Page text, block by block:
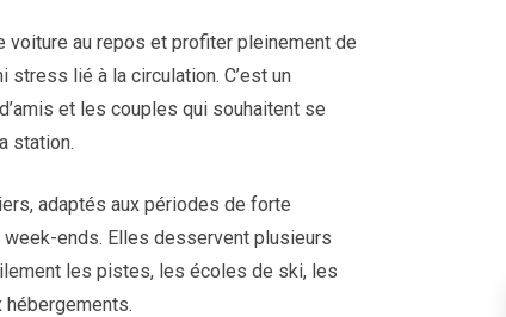
voiture au repos et profiter pleinement de
lié à la circulation. C’est un
et les couples qui souhaitent se
station.
adaptés aux périodes de forte
ends. Elles desservent plusieurs
les pistes, les écoles de ski, les